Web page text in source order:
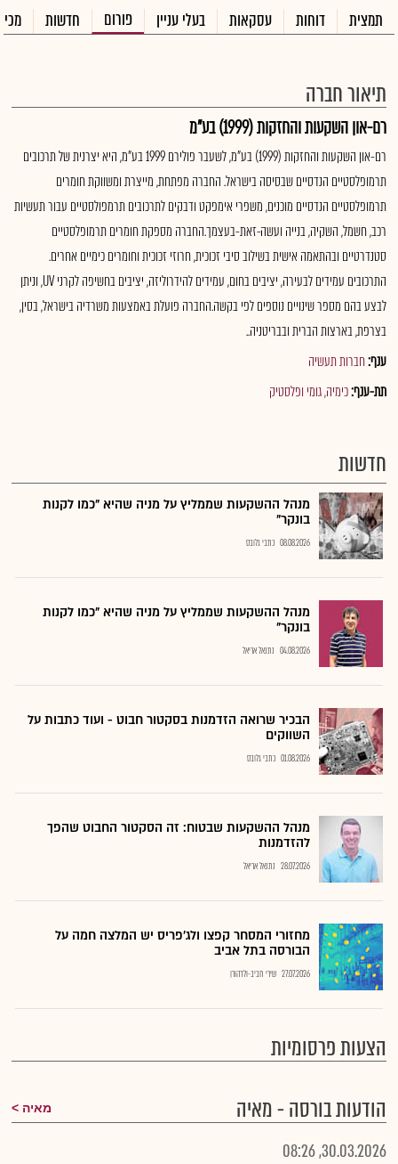
תמצית דוחות עסקאות בעלי עניין פורום חדשות
תיאור חברה
רם-און השקעות והחזקות (1999) בע"מ
רם-און השקעות והחזקות (1999) בע"מ, לשעבר פולירם 1999 בע"מ, היא יצרנית של תרכובים
תרמופלסטיים הנדסיים שבסיסה בישראל. החברה מפתחת, מייצרת ומשווקת חומרים
תרמופלסטיים הנדסיים מוכנים, משפרי אימפקט ודבקים לתרכובים תרמפולסטיים עבור תעשיות
רכב, חשמל, השקיה, בנייה ועשה-זאת-בעצמך.החברה מספקת חומרים תרמופלסטיים
סטנדרטיים ובהתאמה אישית בשילוב סיבי זכוכית, חרוזי זכוכית וחומרים כימיים אחרים.
התרכובים עמידים לבעירה, יציבים בחום, עמידים להידרוליזה, יציבים בחשיפה לקרני UV, וניתן
לבצע בהם מספר שינויים נוספים לפי בקשה.החברה פועלת באמצעות משרדיה בישראל, בסין,
בצרפת, בארצות הברית ובבריטניה..
ענף:חברות תעשיה
תת-ענף:כימיה, גומי ופלסטיק
חדשות
מנהל ההשקעות שממליץ על מניה שהיא "כמו לקנות
בונקר"
08.08.2026 כתבי גלובס
מנהל ההשקעות שממליץ על מניה שהיא "כמו לקנות
בונקר"
04.08.2026 נתנאל אריאל
הבכיר שרואה הזדמנות בסקטור חבוט - ועוד כתבות על
השווקים
01.08.2026 כתבי גלובס
מנהל ההשקעות שבטוח: זה הסקטור החבוט שהפך
להזדמנות
28.07.2026 נתנאל אריאל
מחזורי המסחר קפצו ולג'פריס יש המלצה חמה על
הבורסה בתל אביב
27.07.2026 שירי חביב-ולדהורן
הצעות פרסומיות
הודעות בורסה - מאיה
מאיה
30.03.2026, 08:26